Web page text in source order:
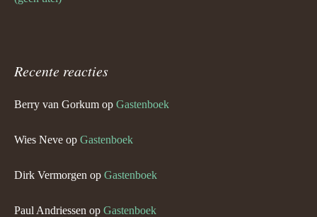
Recente reacties
Berry van Gorkum op Gastenboek
Wies Neve op Gastenboek
Dirk Vermorgen op Gastenboek
Paul Andriessen op Gastenboek